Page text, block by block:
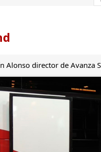
Alonso director de Avanza